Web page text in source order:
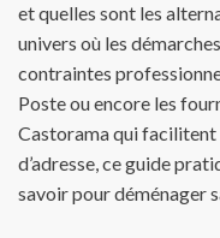
et quelles sont les
univers où les
contraintes
Poste ou encore les
Castorama qui
d’adresse, ce guide
savoir pour déménager